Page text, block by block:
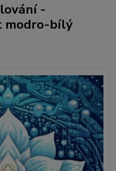
-
modro-bílý